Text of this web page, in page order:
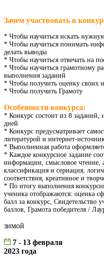
Зачем участвовать в
* Чтобы научиться искать
* Чтобы научиться понимать
делать выводы
* Чтобы научиться отвечать на
* Чтобы научиться грамотному
выполнения заданий
* Чтобы получить оценку своих
* Чтобы получить Грамоту
Особенности конкурса:
* Конкурс состоит из 8 заданий,
дней
* Конкурс предусматривает
литературой и интернет-
* Выполненная работа
* Каждое конкурсное задание
информации, смысловое чтение,
классификация и сериация,
соответствия, креативное и
* По итогу выполнения
ученика отображаются: оценка
балл за конкурс, Свидетельство
баллов, Грамота победителя /
зимой
7 - 13 февраля
2023 года